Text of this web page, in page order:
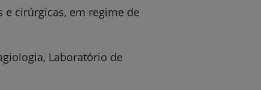
cirúrgicas, em regime de
Laboratório de